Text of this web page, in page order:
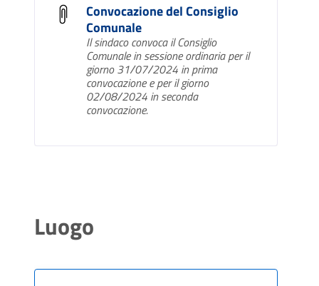
Convocazione del Consiglio
Comunale
Il sindaco convoca il Consiglio
Comunale in sessione ordinaria per il
giorno 31/07/2024 in prima
convocazione e per il giorno
02/08/2024 in seconda
convocazione.
Luogo